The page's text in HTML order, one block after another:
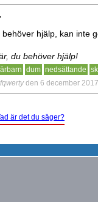
behöver hjälp, kan inte
du behöver hjälp!
dum nedsättande
den 6 december 2017
är det du säger?